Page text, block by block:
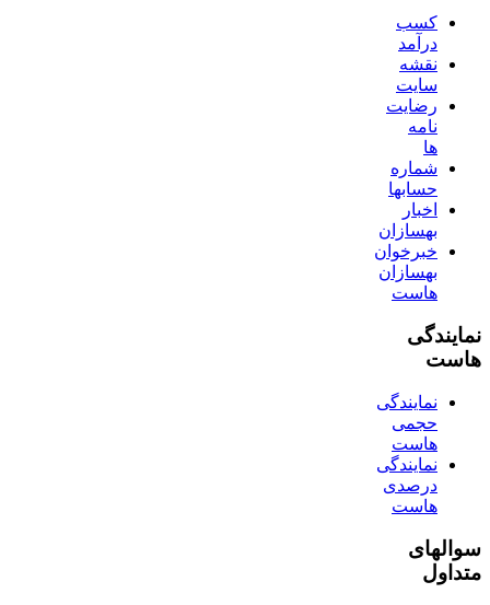
کسب
درآمد
نقشه
سایت
رضایت
نامه
ها
شماره
حسابها
اخبار
بهسازان
خبرخوان
بهسازان
هاست
نمایندگی
هاست
نمایندگی
حجمی
هاست
نمایندگی
درصدی
هاست
سوالهای
متداول